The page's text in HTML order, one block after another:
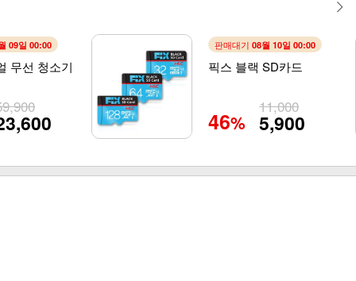
09일 00:00
무선 청소기
판매대기 08월 10일 00:00
픽스 블랙 SD카드
46%
11,000
5,900